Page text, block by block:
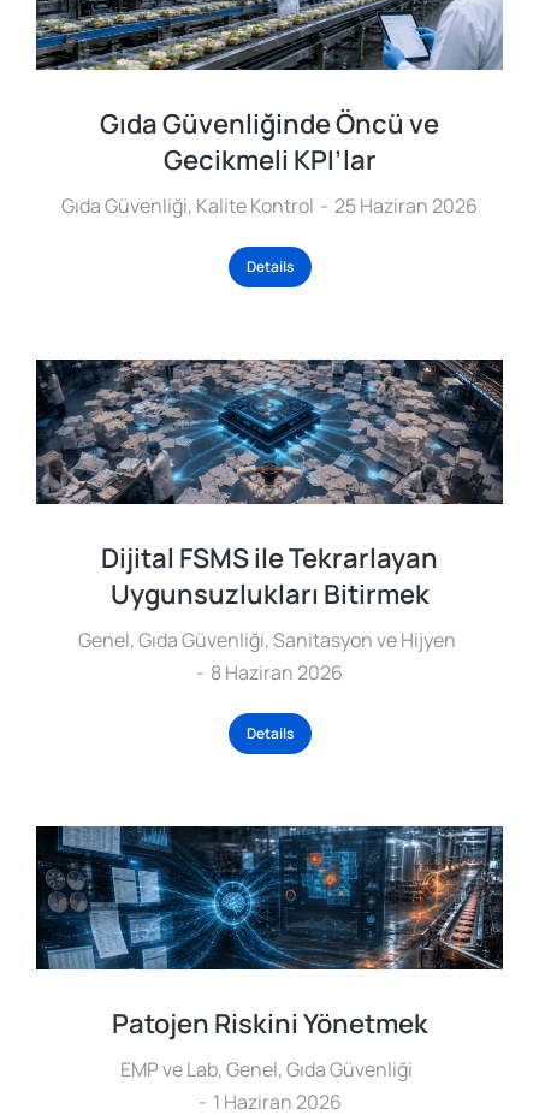
Gıda Güvenliğinde Öncü ve
Gecikmeli KPI’lar
Gıda Güvenliği, Kalite Kontrol 25 Haziran 2026
Details
Dijital FSMS ile Tekrarlayan
Uygunsuzlukları Bitirmek
Genel,Gıda Güvenliği,Sanitasyon ve Hijyen
8 Haziran 2026
Details
Patojen Riskini Yönetmek
EMP ve Lab,Genel,Gıda Güvenliği
1 Haziran 2026